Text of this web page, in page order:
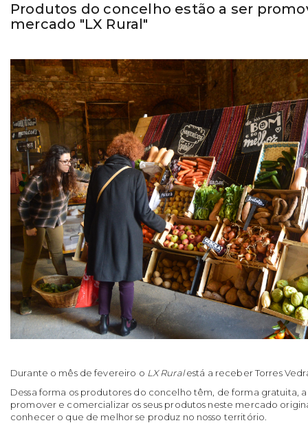
Produtos do concelho estão a ser
mercado "LX Rural"
Durante o mês de fevereiro o LX Ruralestá a receber Torres
Dessa forma os produtores do concelho têm, de forma gratuita,
promover e comercializar os seus produtos neste mercado
conhecer o que de melhor se produz no nosso território.